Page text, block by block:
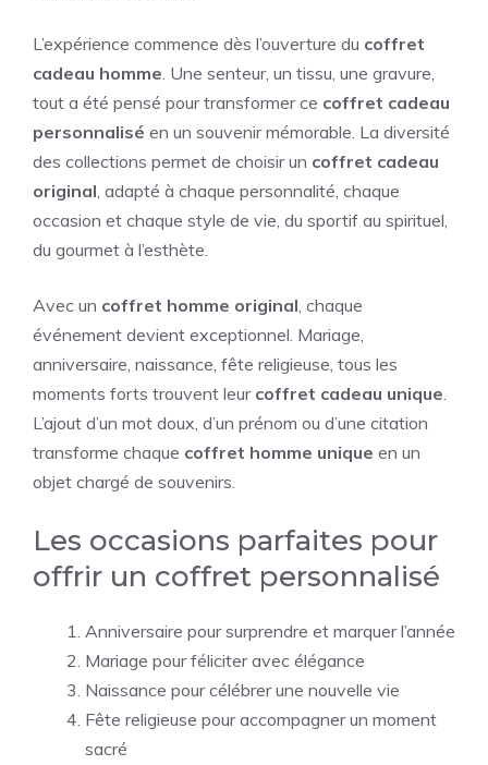
L’expérience commence dès l’ouverture du coffret
cadeau homme . Une senteur, un tissu, une gravure,
tout a été pensé pour transformer ce coffret cadeau
personnalisé en un souvenir mémorable. La diversité
des collections permet de choisir un coffret cadeau
original , adapté à chaque personnalité, chaque
occasion et chaque style de vie, du sportif au spirituel,
du gourmet à l’esthète.
Avec un coffret homme original , chaque
événement devient exceptionnel. Mariage,
anniversaire, naissance, fête religieuse, tous les
moments forts trouvent leur coffret cadeau unique
L’ajout d’un mot doux, d’un prénom ou d’une citation
transforme chaque coffret homme unique en un
objet chargé de souvenirs.
Les occasions parfaites pour
offrir un coffret personnalisé
Anniversaire pour surprendre et marquer l’année
Mariage pour féliciter avec élégance
Naissance pour célébrer une nouvelle vie
Fête religieuse pour accompagner un moment
sacré